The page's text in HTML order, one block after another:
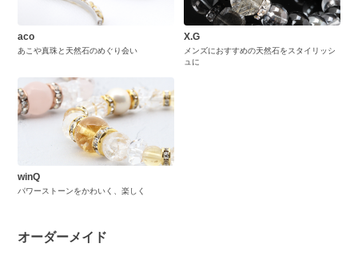
aco
あこや真珠と天然石のめぐり会い
X.G
メンズにおすすめの天然石をスタイリッシ
ュに
winQ
パワーストーンをかわいく、楽しく
オーダーメイド